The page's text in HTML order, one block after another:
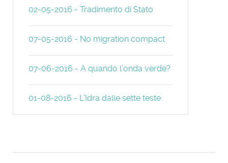
02-05-2016 - Tradimento di Stato
07-05-2016 - No migration compact
07-06-2016 - A quando l’onda verde?
01-08-2016 - L’Idra dalle sette teste